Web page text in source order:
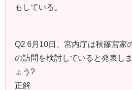
もしている。
Q2 6月10日、宮内庁は秋篠宮家
の訪問を検討していると発表し
ょう?
正解